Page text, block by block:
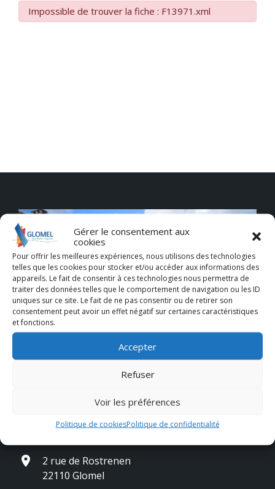
Gérer le consentement aux
cookies
Pour offrir les meilleures expériences, nous utilisons des technologies
telles que les cookies pour stocker et/ou accéder aux informations des
appareils. Le fait de consentir à ces technologies nous permettra de
traiter des données telles que le comportement de navigation ou les ID
uniques sur ce site. Le fait de ne pas consentir ou de retirer son
consentement peut avoir un effet négatif sur certaines caractéristiques
et fonctions.
Accepter
Refuser
Voir les préférences
Politique de cookiesPolitique de confidentialité
Impossible de trouver la fiche : F13971.xml
Contact & horaires
place
2 rue de Rostrenen
22110 Glomel